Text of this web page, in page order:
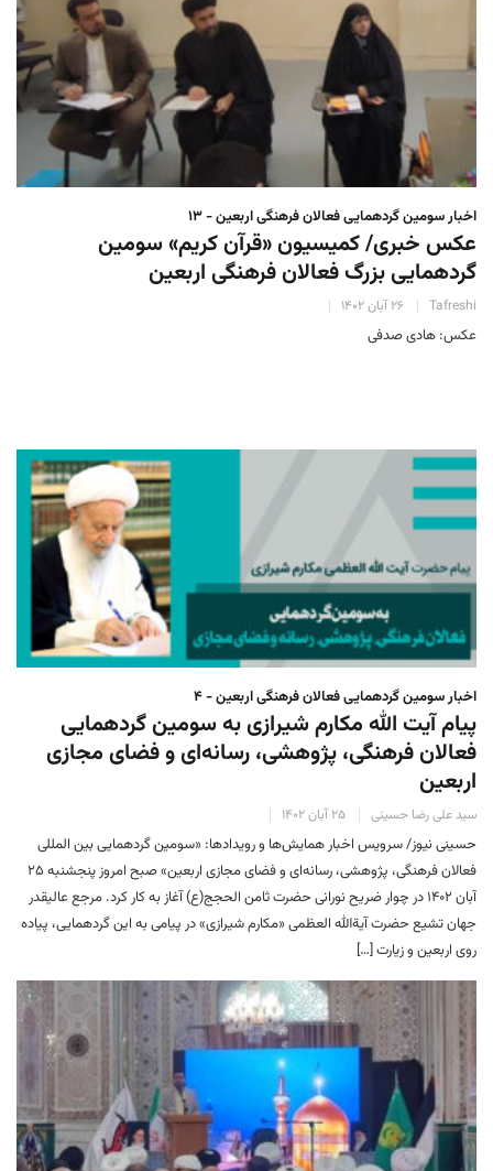
اخبار سومین گردهمایی فعالان فرهنگی اربعین - ۱۳
عکس خبری/ کمیسیون «قرآن کریم» سومین
گردهمایی بزرگ فعالان فرهنگی اربعین
Tafreshi ۲۶ آبان ۱۴۰۲
عکس: هادی صدفی
اخبار سومین گردهمایی فعالان فرهنگی اربعین - ۴
پیام آیت الله مکارم شیرازی به سومین گردهمایی
فعالان فرهنگی، پژوهشی، رسانه‌ای و فضای مجازی
اربعین
سید علی رضا حسینی ۲۵ آبان ۱۴۰۲
حسینی نیوز/ سرویس اخبار همایش‌ها و رویدادها: «سومین گردهمایی بین المللی
فعالان فرهنگی، پژوهشی، رسانه‌ای و فضای مجازی اربعین» صبح امروز پنجشنبه ۲۵
آبان ۱۴۰۲ در چوار ضریح نورانی حضرت ثامن الحجج(ع) آغاز به کار کرد. مرجع عالیقدر
جهان تشیع حضرت آیةالله العظمی «مکارم شیرازی» در پیامی به این گردهمایی، پیاده
روی اربعین و زیارت […]